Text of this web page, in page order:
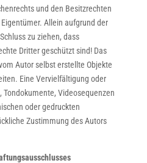
und den Besitzrechten
Allein aufgrund der
zu ziehen, dass
Dritter geschützt sind! Das
Autor selbst erstellte Objekte
Eine Vervielfältigung oder
Tondokumente, Videosequenzen
oder gedruckten
Zustimmung des Autors